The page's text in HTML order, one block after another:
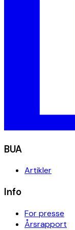
BUA
Artikler
Info
For presse
Årsrapport